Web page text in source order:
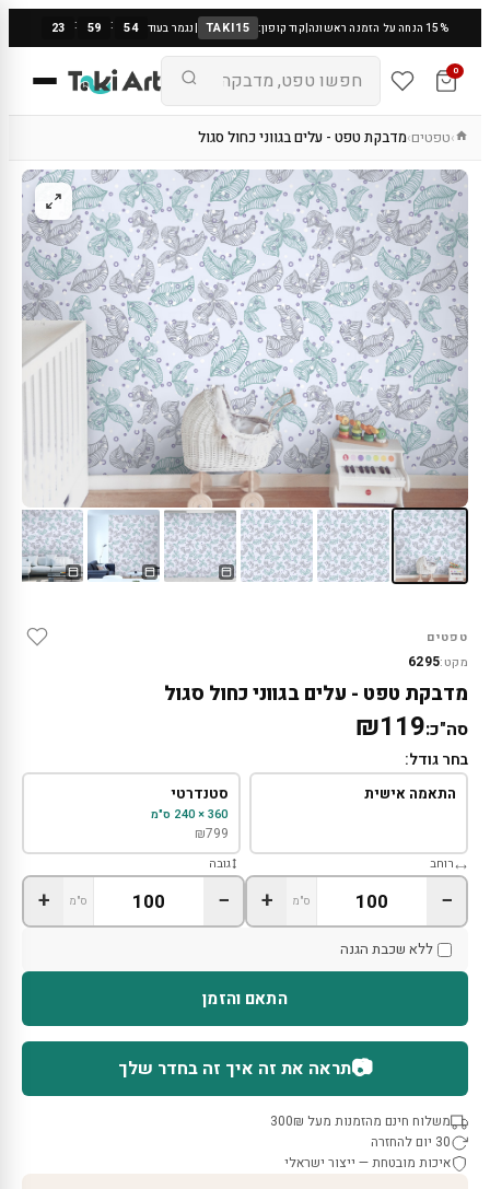
15% הנחה על הזמנה ראשונה |קוד קופון: TAKI15
|נגמר בעוד 23 : 59 : 53
0
›טפטים›מדבקת טפט - עלים בגווני כחול סגול
טפטים
מקט:6295
מדבקת טפט - עלים בגווני כחול סגול
סה"כ:₪119
בחר גודל:
התאמה אישית סטנדרטי
360 × 240 ס"מ
₪799
רוחב
− ס"מ +
גובה
− ס"מ +
ללא שכבת הגנה
התאם והזמן
📷תראה את זה איך זה בחדר שלך
משלוח חינם מהזמנות מעל 300₪
30 יום להחזרה
איכות מובטחת — ייצור ישראלי